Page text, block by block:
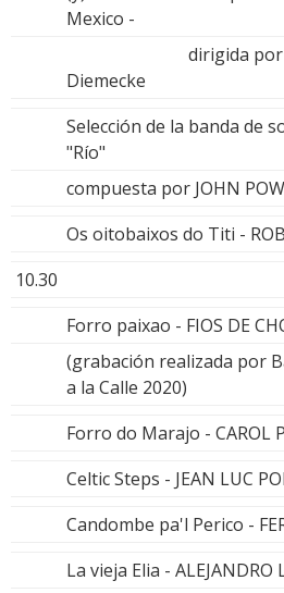
Mexico -
dirigida por
Diemecke
Selección de la banda de
"Río"
compuesta por JOHN
Os oitobaixos do Titi -
10.30
Forro paixao - FIOS DE
(grabación realizada por
a la Calle 2020)
Forro do Marajo - CAROL
Celtic Steps - JEAN LUC
Candombe pa'l Perico -
La vieja Elia - ALEJANDRO